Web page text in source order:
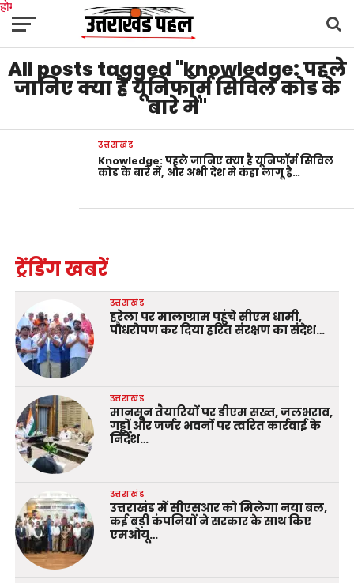
होम
उत्तराखंडअल्मोड़ाउत्तरकाशीउधम सिंह नगरचंपावतचमोलीटिहरी गढ़वाल
देहरादून नैनीताल पिथौरागढ़ पौड़ी गढ़वाल बागेश्वररुद्रप्रयागहरिद्वारदेशदुनिया
मनोरंजन
All posts tagged "knowledge: पहले
जानिए क्या है यूनिफॉर्म सिविल कोड के
बारे में"
उत्तराखंड
Knowledge: पहले जानिए क्या है यूनिफॉर्म सिविल
कोड के बारे में, और अभी देश मे कंहा लागू है…
ट्रेंडिंग खबरें
उत्तराखंड
हरेला पर मालाग्राम पहुंचे सीएम धामी,
पौधरोपण कर दिया हरित संरक्षण का संदेश…
उत्तराखंड
मानसून तैयारियों पर डीएम सख्त, जलभराव,
गड्ढों और जर्जर भवनों पर त्वरित कार्रवाई के
निर्देश…
उत्तराखंड
उत्तराखंड में सीएसआर को मिलेगा नया बल,
कई बड़ी कंपनियों ने सरकार के साथ किए
एमओयू…